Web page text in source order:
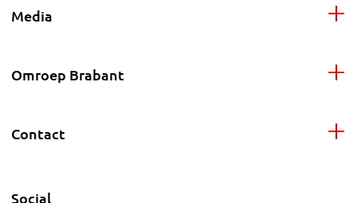
Media
Omroep Brabant
Contact
Social